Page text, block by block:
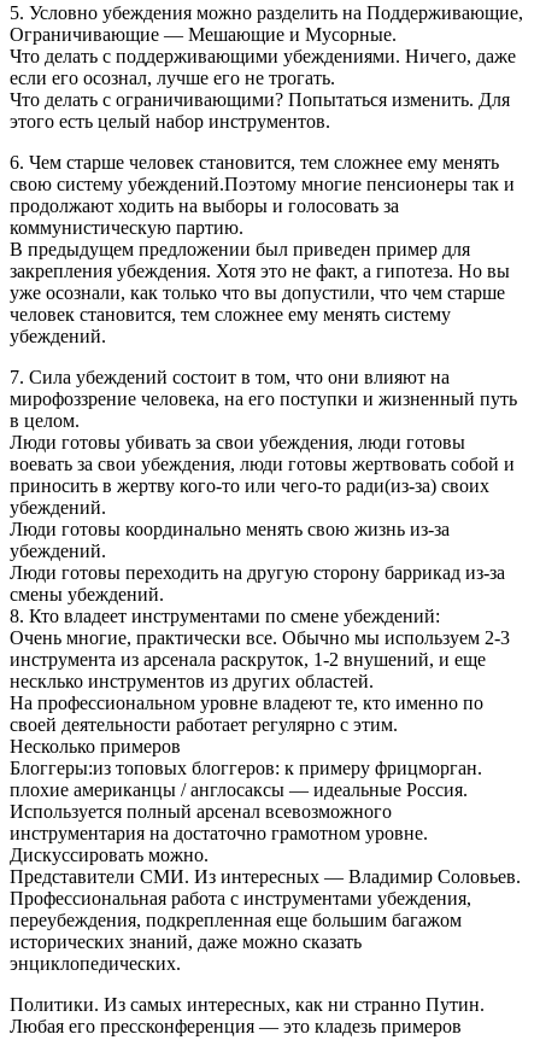
5. Условно убеждения можно разделить на Поддерживающие,
Ограничивающие — Мешающие и Мусорные.
Что делать с поддерживающими убеждениями. Ничего, даже
если его осознал, лучше его не трогать.
Что делать с ограничивающими? Попытаться изменить. Для
этого есть целый набор инструментов.
6. Чем старше человек становится, тем сложнее ему менять
свою систему убеждений.Поэтому многие пенсионеры так и
продолжают ходить на выборы и голосовать за
коммунистическую партию.
В предыдущем предложении был приведен пример для
закрепления убеждения. Хотя это не факт, а гипотеза. Но вы
уже осознали, как только что вы допустили, что чем старше
человек становится, тем сложнее ему менять систему
убеждений.
7. Сила убеждений состоит в том, что они влияют на
мирофоззрение человека, на его поступки и жизненный путь
в целом.
Люди готовы убивать за свои убеждения, люди готовы
воевать за свои убеждения, люди готовы жертвовать собой и
приносить в жертву кого-то или чего-то ради(из-за) своих
убеждений.
Люди готовы координально менять свою жизнь из-за
убеждений.
Люди готовы переходить на другую сторону баррикад из-за
смены убеждений.
8. Кто владеет инструментами по смене убеждений:
Очень многие, практически все. Обычно мы используем 2-3
инструмента из арсенала раскруток, 1-2 внушений, и еще
несклько инструментов из других областей.
На профессиональном уровне владеют те, кто именно по
своей деятельности работает регулярно с этим.
Несколько примеров
Блоггеры:из топовых блоггеров: к примеру фрицморган.
плохие американцы / англосаксы — идеальные Россия.
Используется полный арсенал всевозможного
инструментария на достаточно грамотном уровне.
Дискуссировать можно.
Представители СМИ. Из интересных — Владимир Соловьев.
Профессиональная работа с инструментами убеждения,
переубеждения, подкрепленная еще большим багажом
исторических знаний, даже можно сказать
энциклопедических.
Политики. Из самых интересных, как ни странно Путин.
Любая его прессконференция — это кладезь примеров